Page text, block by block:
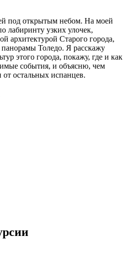
под открытым небом. На моей
лабиринту узких улочек,
архитектурой Старого города,
Толедо. Я расскажу
этого города, покажу, где и как
события, и объясню, чем
от остальных испанцев.